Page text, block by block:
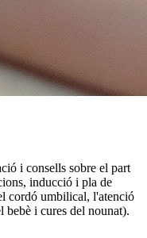
i consells sobre el part
inducció i pla de
cordó umbilical, l'atenció
bebè i cures del nounat).